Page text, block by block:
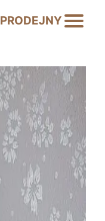
PRODEJNY